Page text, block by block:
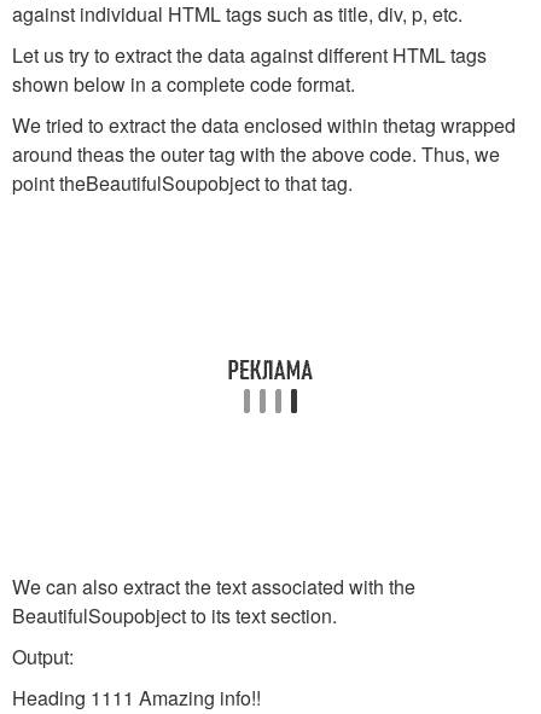
against individual HTML tags such as title, div, p, etc.
Let us try to extract the data against different HTML tags
shown below in a complete code format.
We tried to extract the data enclosed within thetag wrapped
around theas the outer tag with the above code. Thus, we
point theBeautifulSoupobject to that tag.
We can also extract the text associated with the
BeautifulSoupobject to its text section.
Output:
Heading 1111 Amazing info!!